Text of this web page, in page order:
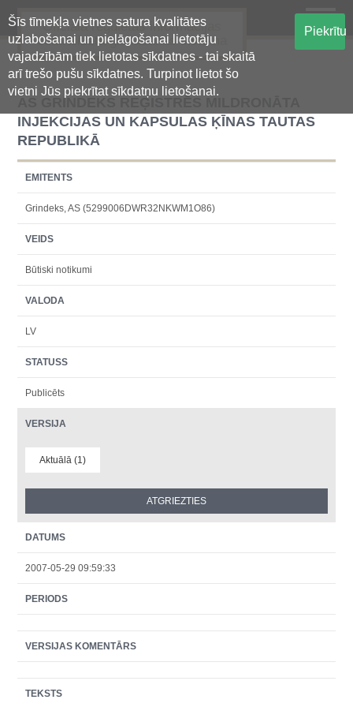
Šīs tīmekļa vietnes satura kvalitātes
uzlabošanai un pielāgošanai lietotāju
vajadzībām tiek lietotas sīkdatnes - tai skaitā
arī trešo pušu sīkdatnes. Turpinot lietot šo
vietni Jūs piekrītat sīkdatņu lietošanai.
Piekrītu
Oficiālā regulētās informācijas
centralizētā glabāšanas sistēma
AS GRINDEKS REĢISTRĒS MILDRONĀTA
INJEKCIJAS UN KAPSULAS ĶĪNAS TAUTAS
REPUBLIKĀ
EMITENTS
Grindeks, AS (5299006DWR32NKWM1O86)
VEIDS
Būtiski notikumi
VALODA
LV
STATUSS
Publicēts
VERSIJA
Aktuālā (1)
DATUMS
2007-05-29 09:59:33
PERIODS
VERSIJAS KOMENTĀRS
TEKSTS